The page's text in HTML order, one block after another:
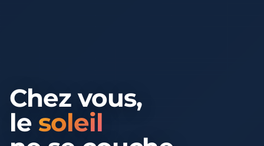
Chez vous,
le soleil